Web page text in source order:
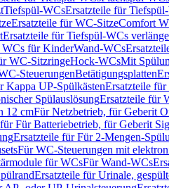
Tiefspül-WCsErsatzteile für
Ersatzteile für WC-SitzeComfort
Ersatzteile für Tiefspül-WCs
WCs für KinderWand-WCs
WC-SitzringeHock-WCsMit
SteuerungenBetätigungsplatten
Kappa UP-SpülkästenErsatzteile
SpülauslösungErsatzteile für
12 cmFür Netzbetrieb, für Geberit
Für Batteriebetrieb, für Geberit
Ersatzteile für Für 2-Mengen-
Für WC-Steuerungen mit
für WCsFür Wand-WCs
Ersatzteile für Urinale,